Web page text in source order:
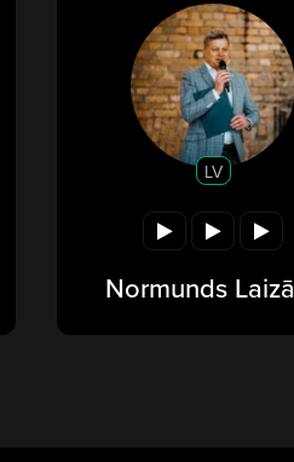
LV
Normunds